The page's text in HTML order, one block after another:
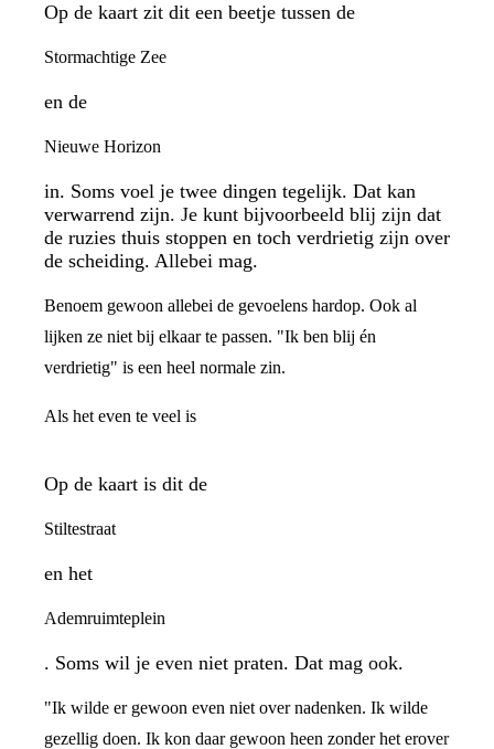
Op de kaart zit dit een beetje tussen de
Stormachtige Zee
en de
Nieuwe Horizon
in. Soms voel je twee dingen tegelijk. Dat kan
verwarrend zijn. Je kunt bijvoorbeeld blij zijn dat
de ruzies thuis stoppen en toch verdrietig zijn over
de scheiding. Allebei mag.
Benoem gewoon allebei de gevoelens hardop. Ook al
lijken ze niet bij elkaar te passen. "Ik ben blij én
verdrietig" is een heel normale zin.
Als het even te veel is
Op de kaart is dit de
Stiltestraat
en het
Ademruimteplein
. Soms wil je even niet praten. Dat mag ook.
"Ik wilde er gewoon even niet over nadenken. Ik wilde
gezellig doen. Ik kon daar gewoon heen zonder het erover